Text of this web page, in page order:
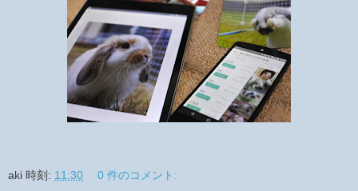
aki 時刻: 11:30 0 件のコメント: